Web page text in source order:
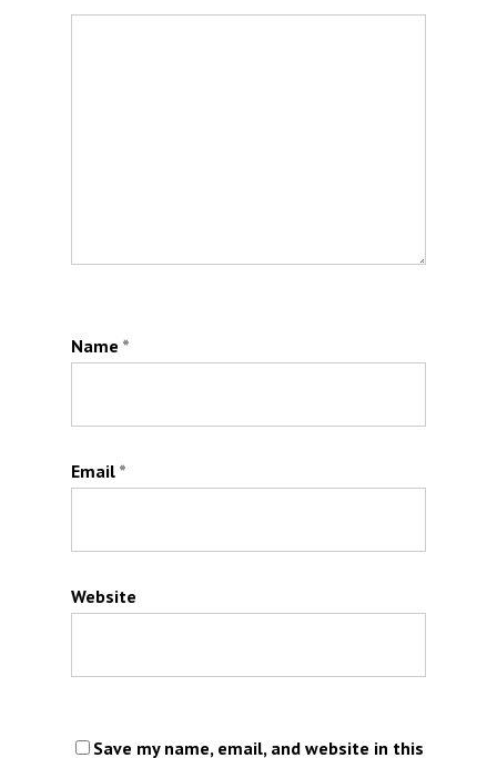
Name *
Email *
Website
Save my name, email, and website in this